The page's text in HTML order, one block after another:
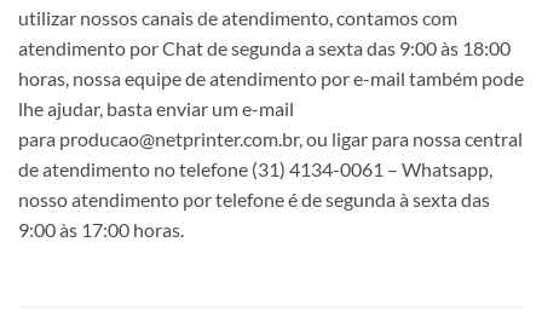
utilizar nossos canais de atendimento, contamos com
atendimento por Chat de segunda a sexta das 9:00 às 18:00
horas, nossa equipe de atendimento por e-mail também pode
lhe ajudar, basta enviar um e-mail
para producao@netprinter.com.br, ou ligar para nossa central
de atendimento no telefone (31) 4134-0061 – Whatsapp,
nosso atendimento por telefone é de segunda à sexta das
9:00 às 17:00 horas.